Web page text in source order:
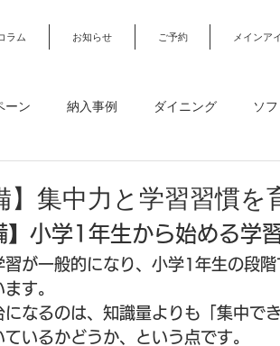
ラム お知らせ ご予約 メインア
ーン 納入事例 ダイニング ソ
約 デザインアトリエ
】集中力と学習習慣
】小学1年生から始める学
が一般的になり、小学1年生の段階
す。
なるのは、知識量よりも「集中で
いるかどうか、という点です。